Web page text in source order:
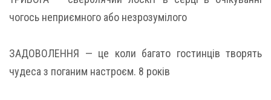
чогось неприємного або незрозумілого
ЗАДОВОЛЕННЯ — це коли багато гостинців творять
чудеса з поганим настроєм. 8 років